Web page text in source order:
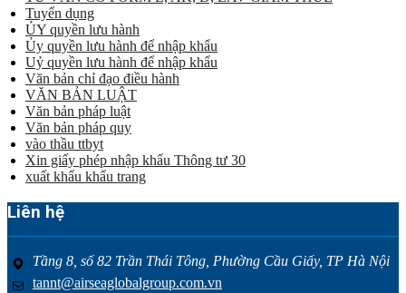
Tuyển dụng
ỦY quyền lưu hành
Ủy quyền lưu hành để nhập khẩu
Uỷ quyền lưu hành để nhập khẩu
Văn bản chỉ đạo điều hành
VĂN BẢN LUẬT
Văn bản pháp luật
Văn bản pháp quy
vào thầu ttbyt
Xin giấy phép nhập khẩu Thông tư 30
xuất khẩu khẩu trang
Liên hệ
Tầng 8, số 82 Trần Thái Tông, Phường Cầu Giấy, TP Hà Nội
tannt@airseaglobalgroup.com.vn